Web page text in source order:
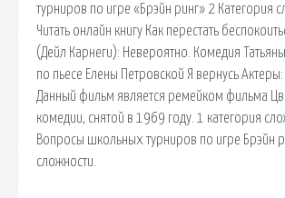
турниров по игре «Брэйн ринг» 2 Категория
Читать онлайн книгу Как перестать
(Дейл Карнеги): Невероятно. Комедия
по пьесе Елены Петровской Я вернусь Актеры:
Данный фильм является ремейком фильма
комедии, снятой в 1969 году. 1 категория
Вопросы школьных турниров по игре Брэйн
сложности.